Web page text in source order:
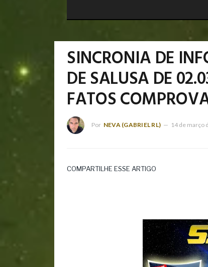
SINCRONIA DE
DE SALUSA DE
FATOS
Por NEVA (GABRIEL RL) 14 de março
COMPARTILHE ESSE ARTIGO